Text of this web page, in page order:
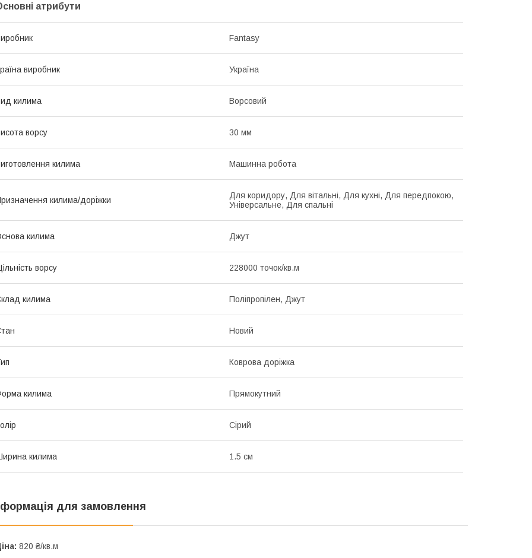
атрибути
Fantasy
виробник Україна
килима Ворсовий
ворсу 30 мм
килима Машинна робота
килима/доріжки
Для коридору, Для вітальні, Для кухні, Для передпокою,
Універсальне, Для спальні
килима Джут
ворсу 228000 точок/кв.м
килима Поліпропілен, Джут
Новий
Коврова доріжка
килима Прямокутний
Сірий
килима 1.5 см
для замовлення
820 ₴/кв.м